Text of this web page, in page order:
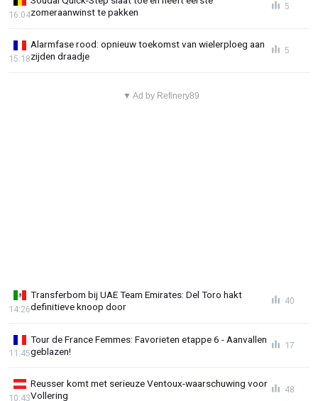
zomeraanwinst te pakken
16:04
5
Alarmfase rood: opnieuw toekomst van wielerploeg aan
zijden draadje
15:18
5
▼ Ad by Refinery89
Transferbom bij UAE Team Emirates: Del Toro hakt
definitieve knoop door
14:26
40
Tour de France Femmes: Favorieten etappe 6 - Aanvallen
geblazen!
11:45
17
Reusser komt met serieuze Ventoux-waarschuwing voor
Vollering
10:43
48